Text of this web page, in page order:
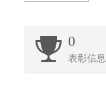
0
表彰信息